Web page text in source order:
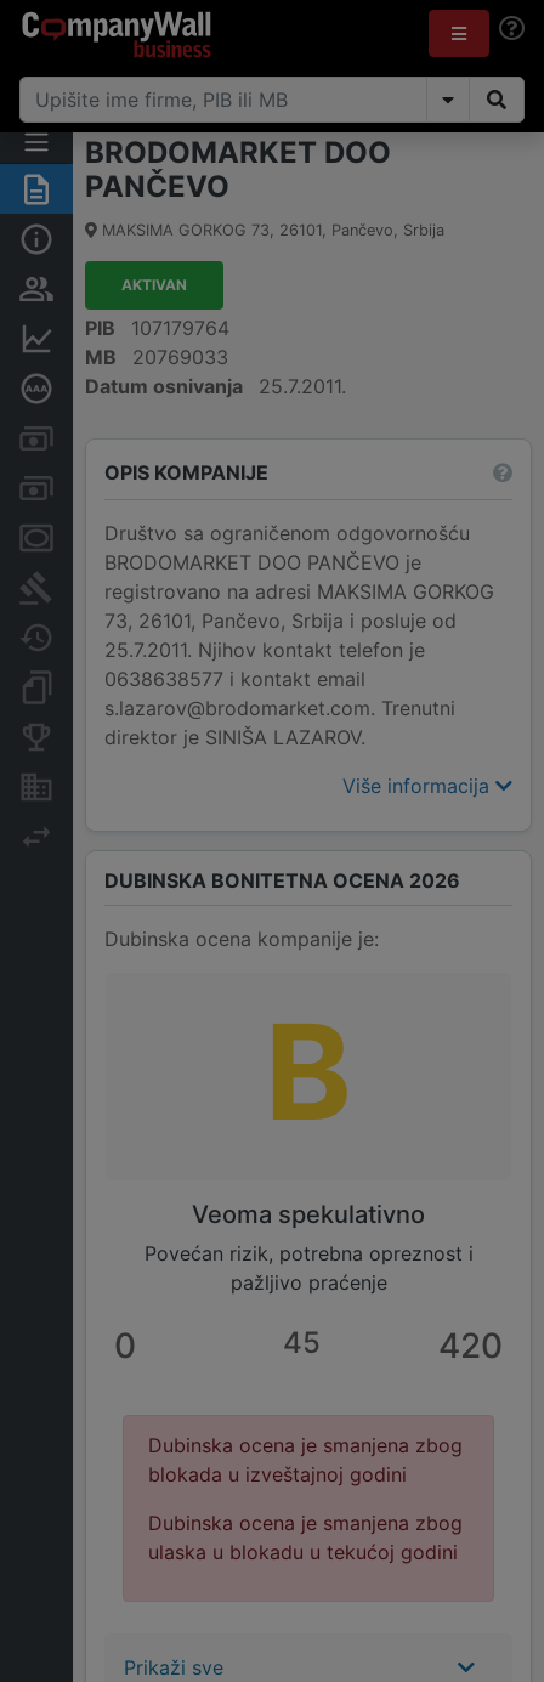
Rezime
Osnovni podaci
Vlasnička struktura
Finansijski podaci
Dubinska bonitetna ocena
Kreditni limit kompanije
Menice i zaloge
Sudski sporovi
Javne nabavke
Dokumenti i objave
Konkurentske kompanije
Izvoz
BRODOMARKET DOO
PANČEVO
MAKSIMA GORKOG 73, 26101, Pančevo, Srbija
AKTIVAN
PIB
107179764
MB
20769033
Datum osnivanja
25.7.2011.
OPIS KOMPANIJE
Društvo sa ograničenom odgovornošću
BRODOMARKET DOO PANČEVO je
registrovano na adresi MAKSIMA GORKOG
73, 26101, Pančevo, Srbija i posluje od
25.7.2011. Njihov kontakt telefon je
0638638577 i kontakt email
s.lazarov@brodomarket.com. Trenutni
direktor je SINIŠA LAZAROV.
Više informacija
DUBINSKA BONITETNA OCENA 2026
Dubinska ocena kompanije je:
B
Veoma spekulativno
Povećan rizik, potrebna opreznost i
pažljivo praćenje
0 45 420
Dubinska ocena je smanjena zbog
blokada u izveštajnoj godini
Dubinska ocena je smanjena zbog
ulaska u blokadu u tekućoj godini
Prikaži sve